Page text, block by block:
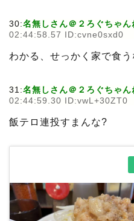
30:名無しさん＠２ろぐちゃん
02:44:58.57 ID:cvne0sxd0
わかる、せっかく家で食
31:名無しさん＠２ろぐちゃん
02:44:59.30 ID:vwL+30ZT0
飯テロ連投すまんな?